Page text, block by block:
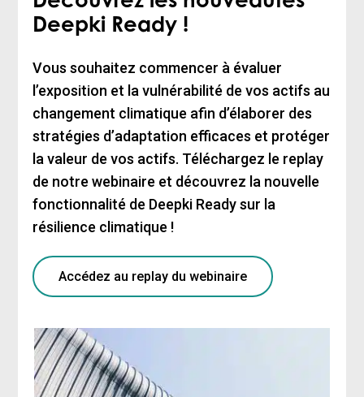
Deepki Ready !
Vous souhaitez commencer à évaluer
l’exposition et la vulnérabilité de vos actifs au
changement climatique afin d’élaborer des
stratégies d’adaptation efficaces et protéger
la valeur de vos actifs. Téléchargez le replay
de notre webinaire et découvrez la nouvelle
fonctionnalité de Deepki Ready sur la
résilience climatique !
Accédez au replay du webinaire